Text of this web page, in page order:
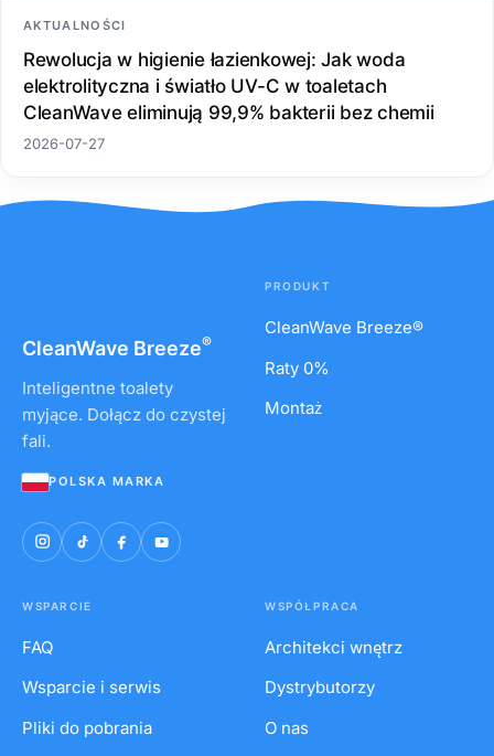
AKTUALNOŚCI
Rewolucja w higienie łazienkowej: Jak woda
elektrolityczna i światło UV-C w toaletach
CleanWave eliminują 99,9% bakterii bez chemii
2026-07-27
CleanWave Breeze®
Inteligentne toalety
myjące. Dołącz do czystej
fali.
POLSKA MARKA
PRODUKT
CleanWave Breeze®
Raty 0%
Montaż
WSPARCIE
FAQ
Wsparcie i serwis
Pliki do pobrania
WSPÓŁPRACA
Architekci wnętrz
Dystrybutorzy
O nas